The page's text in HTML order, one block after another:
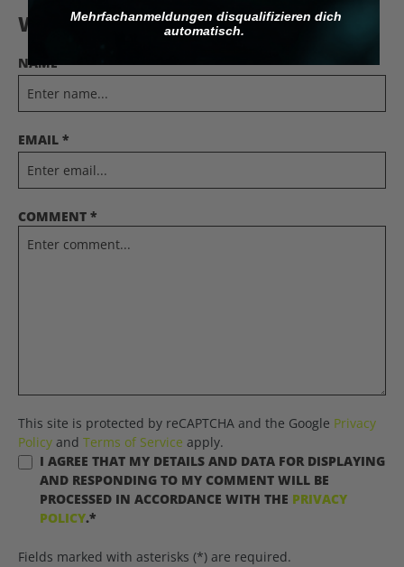
Write a comment
NAME *
EMAIL *
COMMENT *
This site is protected by reCAPTCHA and the Google Privacy
Policy and Terms of Service apply.
I AGREE THAT MY DETAILS AND DATA FOR DISPLAYING
AND RESPONDING TO MY COMMENT WILL BE
PROCESSED IN ACCORDANCE WITH THE PRIVACY
POLICY.*
Fields marked with asterisks (*) are required.
Mehrfachanmeldungen disqualifizieren dich
automatisch.